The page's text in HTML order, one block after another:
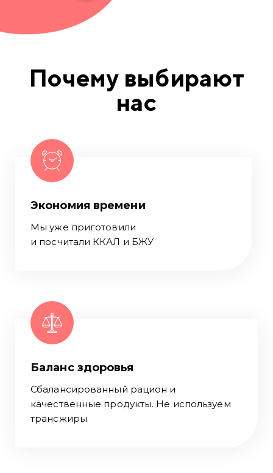
Почему выбирают
нас
Экономия времени
Мы уже приготовили
и посчитали ККАЛ и БЖУ
Баланс здоровья
Сбалансированный рацион и
качественные продукты. Не используем
трансжиры